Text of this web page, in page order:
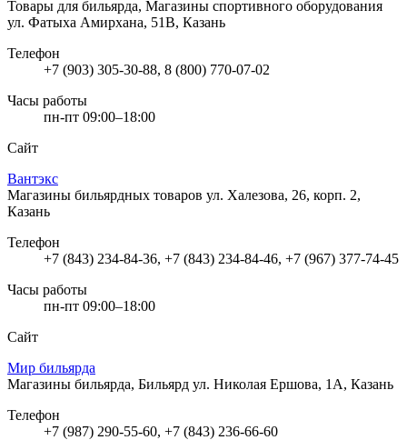
Товары для бильярда, Магазины спортивного оборудования
ул. Фатыха Амирхана, 51В, Казань
Телефон
+7 (903) 305-30-88, 8 (800) 770-07-02
Часы работы
пн-пт 09:00–18:00
Сайт
Вантэкс
Магазины бильярдных товаров ул. Халезова, 26, корп. 2,
Казань
Телефон
+7 (843) 234-84-36, +7 (843) 234-84-46, +7 (967) 377-74-45
Часы работы
пн-пт 09:00–18:00
Сайт
Мир бильярда
Магазины бильярда, Бильярд ул. Николая Ершова, 1А, Казань
Телефон
+7 (987) 290-55-60, +7 (843) 236-66-60